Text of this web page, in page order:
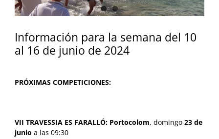
Información para la semana del 10
al 16 de junio de 2024
PRÓXIMAS COMPETICIONES:
VII TRAVESSIA ES FARALLÓ: Portocolom, domingo 23 de
junio a las 09:30